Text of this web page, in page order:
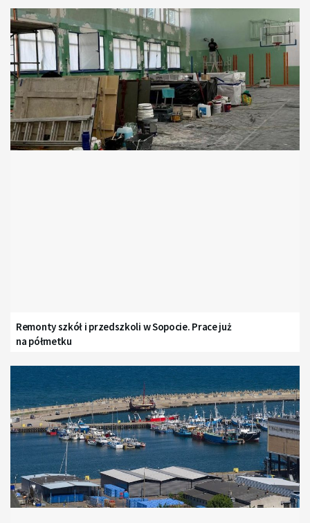
Remonty szkół i przedszkoli w Sopocie. Prace już
na półmetku